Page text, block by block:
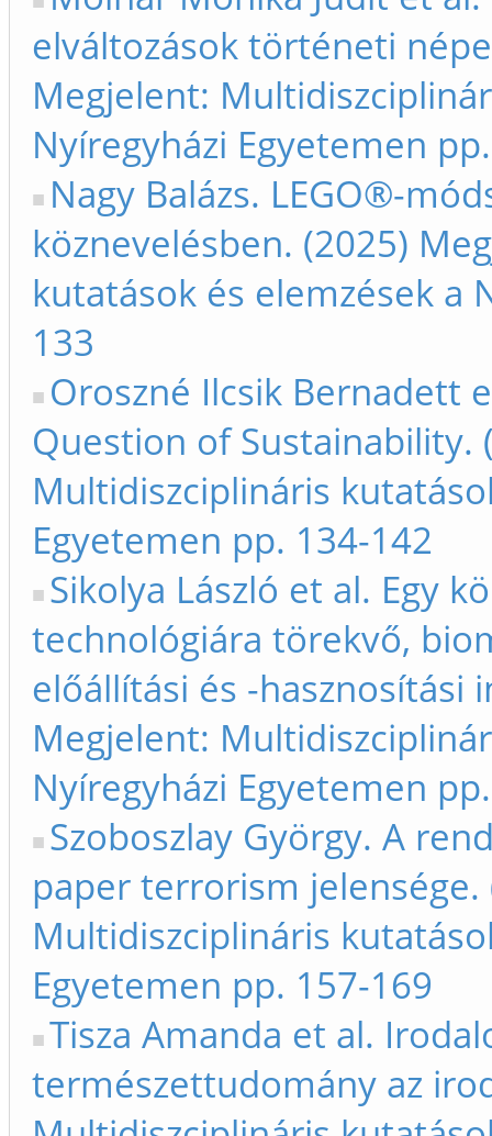
elváltozások történeti
Megjelent:
Nyíregyházi Egyetemen
Nagy Balázs. LEGO®-
köznevelésben. (2025)
kutatások és elemzések a
133
Oroszné Ilcsik Bernadett
Question of Sustainability.
Multidiszciplináris
Egyetemen pp. 134-142
Sikolya László et al. Egy
technológiára törekvő,
előállítási és -hasznosítási
Megjelent:
Nyíregyházi Egyetemen
Szoboszlay György. A
paper terrorism
Multidiszciplináris
Egyetemen pp. 157-169
Tisza Amanda et al.
természettudomány az